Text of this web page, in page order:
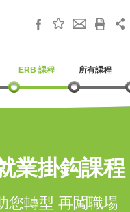
ERB 課程 所有課程
業掛鈎課程
您轉型 再闖職場